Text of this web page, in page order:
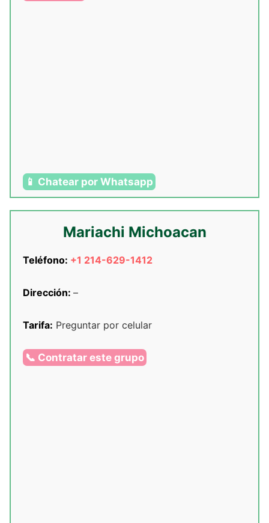
📱 Chatear por Whatsapp
Mariachi Michoacan
Teléfono: +1 214-629-1412
Dirección: –
Tarifa: Preguntar por celular
📞 Contratar este grupo